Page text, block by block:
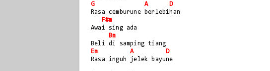
G
A
D
Rasa cemburune berlebihan
F#m
Awai sing ada
Bm
Beli di samping tiang
Em
A
D
Rasa inguh jelek bayune